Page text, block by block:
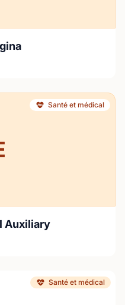
Santé et médical
Auxiliary
Santé et médical